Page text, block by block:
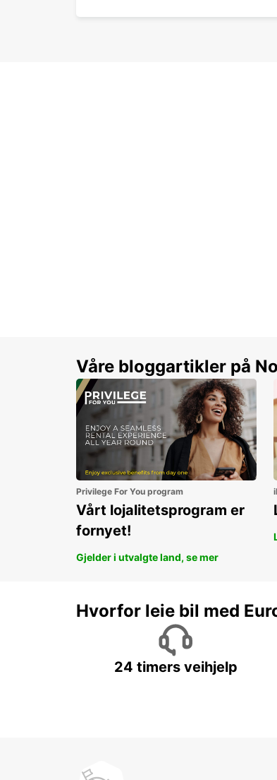
Våre bloggartikler på
Privilege For You program
Vårt lojalitetsprogram er
fornyet!
Gjelder i utvalgte land, se mer
Hvorfor leie bil med
24 timers veihjelp